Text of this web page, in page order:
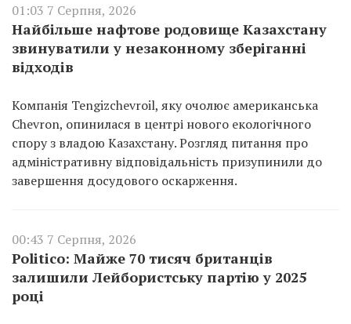
01:03 7 Серпня, 2026
Найбільше нафтове родовище Казахстану
звинуватили у незаконному зберіганні
відходів
Компанія Tengizchevroil, яку очолює американська
Chevron, опинилася в центрі нового екологічного
спору з владою Казахстану. Розгляд питання про
адміністративну відповідальність призупинили до
завершення досудового оскарження.
00:43 7 Серпня, 2026
Politico: Майже 70 тисяч британців
залишили Лейбористську партію у 2025
році